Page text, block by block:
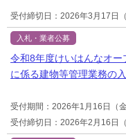
受付締切日：2026年3月17日
入札・業者公募
令和8年度けいはんなオー
に係る建物等管理業務の
受付期間：2026年1月16日（
受付締切日：2026年2月16日